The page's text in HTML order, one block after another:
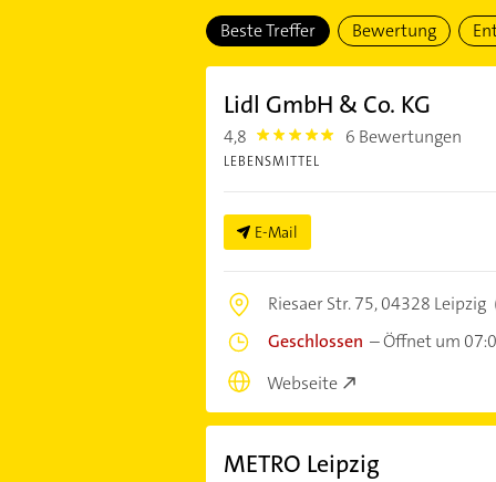
Beste Treffer Bewertung
Lidl GmbH & Co. KG
4,8 4.8 6 Bewertungen
LEBENSMITTEL
E-Mail
Riesaer Str. 75,04328 Leipzig
Geschlossen –Öffnet um
Webseite
METRO Leipzig